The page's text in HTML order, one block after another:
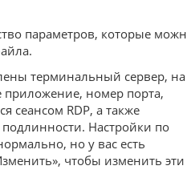
параметров, которые
терминальный сервер, на
номер порта,
сеансом RDP, а также
подлинности. Настройки по
но у вас есть
чтобы изменить эти